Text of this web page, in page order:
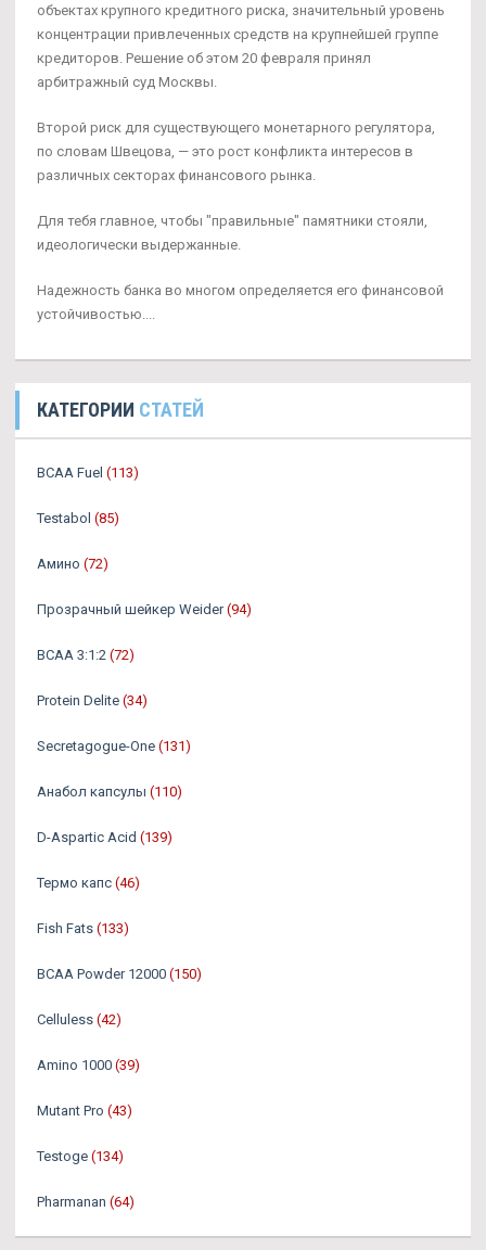
объектах крупного кредитного риска, значительный уровень
концентрации привлеченных средств на крупнейшей группе
кредиторов. Решение об этом 20 февраля принял
арбитражный суд Москвы.
Второй риск для существующего монетарного регулятора,
по словам Швецова, — это рост конфликта интересов в
различных секторах финансового рынка.
Для тебя главное, чтобы "правильные" памятники стояли,
идеологически выдержанные.
Надежность банка во многом определяется его финансовой
устойчивостью....
КАТЕГОРИИ СТАТЕЙ
BCAA Fuel (113)
Testabol (85)
Амино (72)
Прозрачный шейкер Weider (94)
BCAA 3:1:2 (72)
Protein Delite (34)
Secretagogue-One (131)
Анабол капсулы (110)
D-Aspartic Acid (139)
Термо капс (46)
Fish Fats (133)
BCAA Powder 12000 (150)
Celluless (42)
Amino 1000 (39)
Mutant Pro (43)
Testoge (134)
Pharmanan (64)